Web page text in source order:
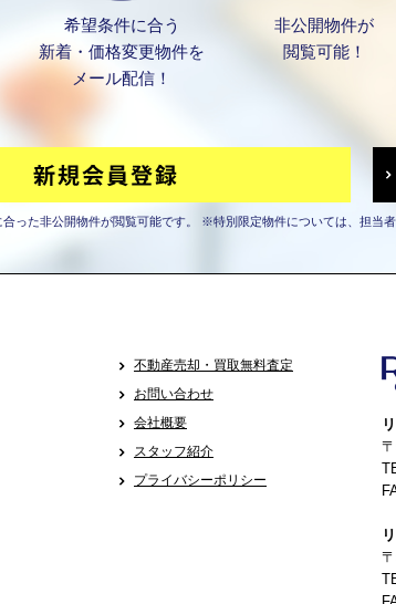
希望条件に合う
新着・価格変更物件を
メール配信！
非公開物件が
閲覧可能！
った非公開物件が閲覧可能です。 ※特別限定物件については、担当者
不動産売却・買取無料査定
お問い合わせ
会社概要
スタッフ紹介
プライバシーポリシー